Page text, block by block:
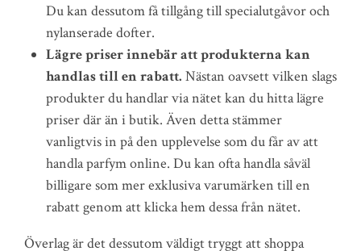
Du kan dessutom få tillgång till specialutgåvor och
nylanserade dofter.
Lägre priser innebär att produkterna kan
handlas till en rabatt. Nästan oavsett vilken slags
produkter du handlar via nätet kan du hitta lägre
priser där än i butik. Även detta stämmer
vanligtvis in på den upplevelse som du får av att
handla parfym online. Du kan ofta handla såväl
billigare som mer exklusiva varumärken till en
rabatt genom att klicka hem dessa från nätet.
Överlag är det dessutom väldigt tryggt att shoppa